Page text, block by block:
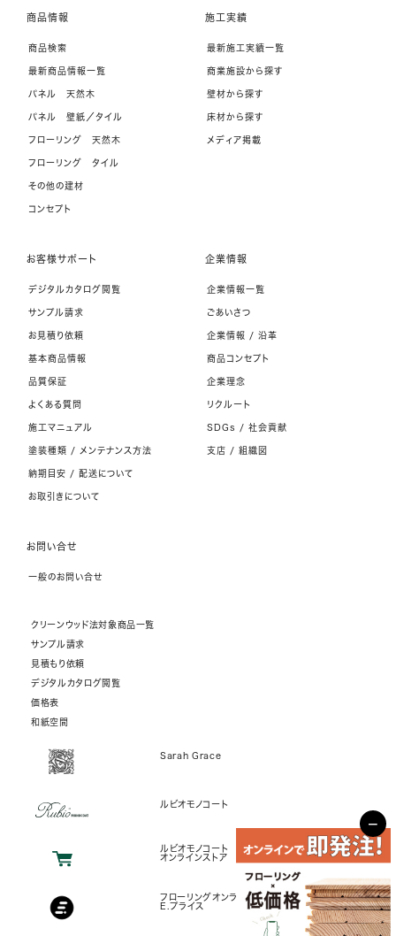
商品情報
商品検索
最新商品情報一覧
パネル 天然木
パネル 壁紙／タイル
フローリング 天然木
フローリング タイル
その他の建材
コンセプト
施工実績
最新施工実績一覧
商業施設から探す
壁材から探す
床材から探す
メディア掲載
お客様サポート
デジタルカタログ閲覧
サンプル請求
お見積り依頼
基本商品情報
品質保証
よくある質問
施工マニュアル
塗装種類 / メンテナンス方法
納期目安 / 配送について
お取引きについて
企業情報
企業情報一覧
ごあいさつ
企業情報 / 沿革
商品コンセプト
企業理念
リクルート
SDGs / 社会貢献
支店 / 組織図
お問い合せ
一般のお問い合せ
クリーンウッド法対象商品一覧
サンプル請求
見積もり依頼
デジタルカタログ閲覧
価格表
和紙空間
Sarah Grace
ルビオモノコート
ルビオモノコート
オンラインストア
フローリングオンラインストア
E.プライス
−